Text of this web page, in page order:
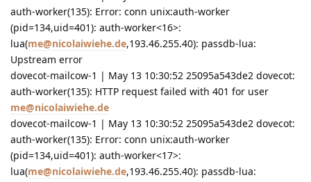
auth-worker(135): Error: conn unix:auth-worker
(pid=134,uid=401): auth-worker<16>:
lua(me@nicolaiwiehe.de,193.46.255.40): passdb-lua:
Upstream error
dovecot-mailcow-1 | May 13 10:30:52 25095a543de2 dovecot:
auth-worker(135): HTTP request failed with 401 for user
me@nicolaiwiehe.de
dovecot-mailcow-1 | May 13 10:30:52 25095a543de2 dovecot:
auth-worker(135): Error: conn unix:auth-worker
(pid=134,uid=401): auth-worker<17>:
lua(me@nicolaiwiehe.de,193.46.255.40): passdb-lua: